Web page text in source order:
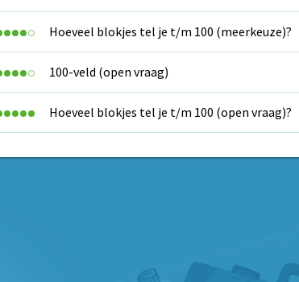
Hoeveel blokjes tel je t/m 100 (meerkeuze)?
100-veld (open vraag)
Hoeveel blokjes tel je t/m 100 (open vraag)?